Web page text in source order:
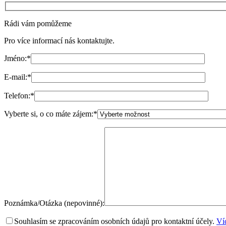
Rádi vám pomůžeme
Pro více informací nás kontaktujte.
Jméno:*
E-mail:*
Telefon:*
Vyberte si, o co máte zájem:*
Poznámka/Otázka (nepovinné):
Souhlasím se zpracováním osobních údajů pro kontaktní účely.